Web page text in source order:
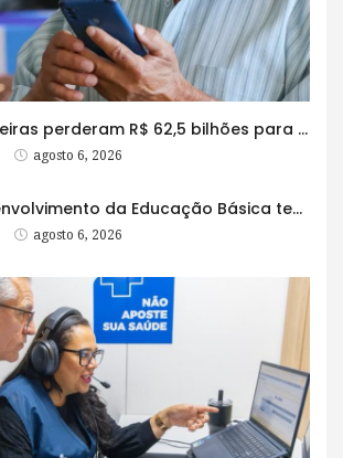
Famílias brasileiras perderam R$ 62,5 bilhões para bets em 2025
agosto 6, 2026
Índice de Desenvolvimento da Educação Básica tem elevação em todas as etapas
agosto 6, 2026